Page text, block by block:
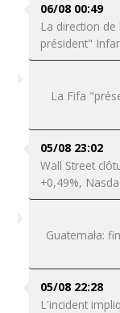
06/08 00:49
La direction
président"
La Fifa
05/08 23:02
Wall Street
+0,49%,
Guatemala:
05/08 22:28
L'incident